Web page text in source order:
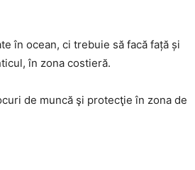
în ocean, ci trebuie să facă față și
în zona costieră.
de muncă şi protecţie în zona de